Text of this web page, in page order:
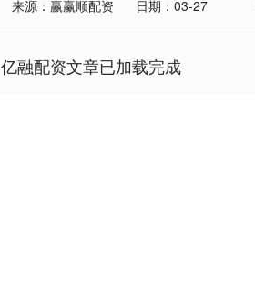
来源：赢赢顺配资 日期：03-27
亿融配资文章已加载完成